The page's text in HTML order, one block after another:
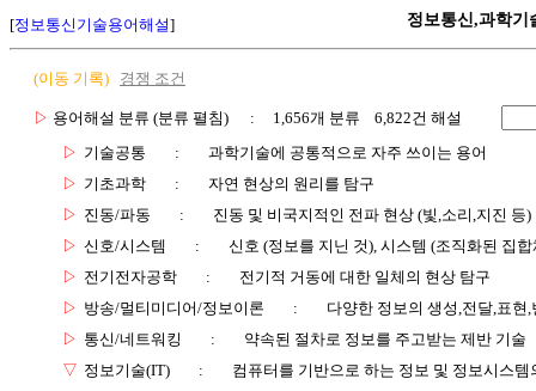
[정보통신기술용어해설] 정보통신,과학기
(이동 기록) 경쟁 조건
▷ 용어해설 분류 (분류 펼침)
: 1,656개 분류 6,822건 해설
▷ 기술공통 :
과학기술에 공통적으로 자주 쓰이는 용어
▷ 기초과학 :
자연 현상의 원리를 탐구
▷ 진동/파동 :
진동 및 비국지적인 전파 현상 (빛,소리,지진 등)
▷ 신호/시스템 :
신호 (정보를 지닌 것), 시스템 (조직화된 집합
▷ 전기전자공학 :
전기적 거동에 대한 일체의 현상 탐구
▷ 방송/멀티미디어/정보이론 :
다양한 정보의 생성,전달,표현
▷ 통신/네트워킹 :
약속된 절차로 정보를 주고받는 제반 기술
▽ 정보기술(IT) :
컴퓨터를 기반으로 하는 정보 및 정보시스템